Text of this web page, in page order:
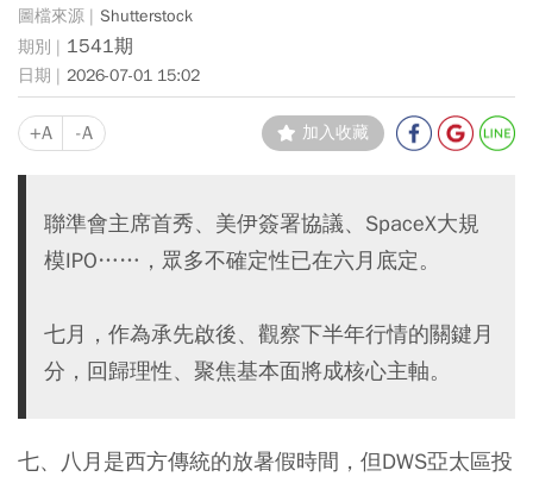
Shutterstock
1541期
2026-07-01 15:02
+A -A 加入收藏
聯準會主席首秀、美伊簽署協議、SpaceX大規
模IPO……，眾多不確定性已在六月底定。
七月，作為承先啟後、觀察下半年行情的關鍵月
分，回歸理性、聚焦基本面將成核心主軸。
七、八月是西方傳統的放暑假時間，但DWS亞太區投